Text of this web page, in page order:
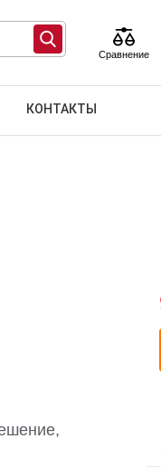
КОНТАКТЫ
Сравнение